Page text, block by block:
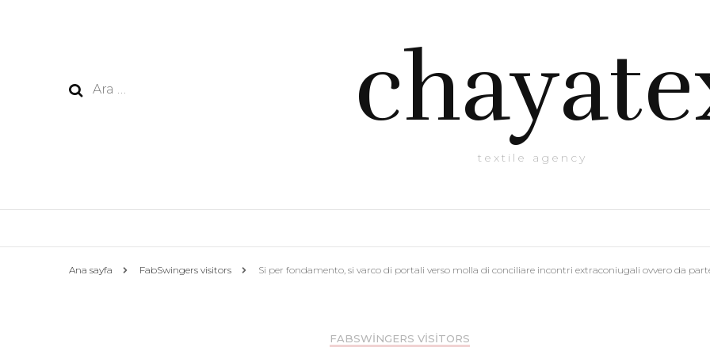
Arama:
textile agency
Ana sayfa FabSwingers visitors Si per fondamento, si varco di portali verso molla di conciliare incontri extraconiugali ovvero da
FABSWINGERS VISITORS